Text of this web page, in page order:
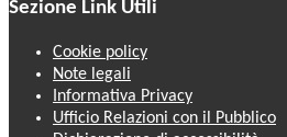
Sezione Link Utili
Cookie policy
Note legali
Informativa Privacy
Ufficio Relazioni con il Pubblico